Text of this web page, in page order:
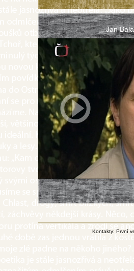
Jan
Kontakty: První